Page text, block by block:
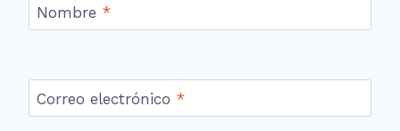
Nombre *
Correo electrónico *